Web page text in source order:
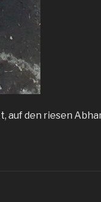
auf den riesen